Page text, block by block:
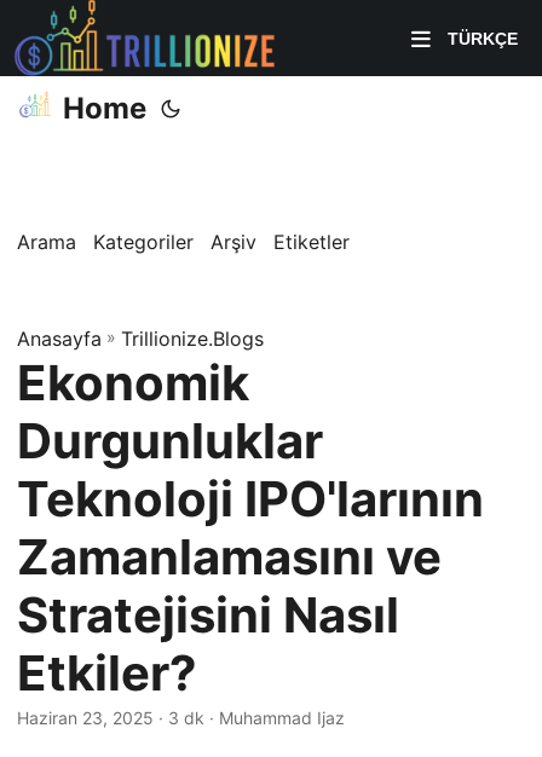
TÜRKÇE
Home
Arama Kategoriler Arşiv Etiketler
Anasayfa » Trillionize.Blogs
Ekonomik
Durgunluklar
Teknoloji IPO'larının
Zamanlamasını ve
Stratejisini Nasıl
Etkiler?
Haziran 23, 2025 · 3 dk · Muhammad Ijaz